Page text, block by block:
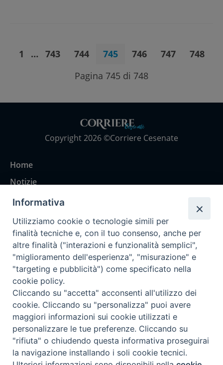
1 … 743 744 745 746 747
748
Pagina 745 di 748
Copyright 2026 ©Corriere Cesenate
Home
Notizie
Rubriche
Chi siamo
Come abbonarsi
Contatti
Informativa
Utilizziamo cookie o tecnologie simili per
finalità tecniche e, con il tuo consenso, anche per
altre finalità ("interazioni e funzionalità semplici",
"miglioramento dell'esperienza", "misurazione" e
"targeting e pubblicità") come specificato nella
cookie policy.
Cliccando su "accetta" acconsenti all'utilizzo dei
cookie. Cliccando su "personalizza" puoi avere
maggiori informazioni sui cookie utilizzati e
personalizzare le tue preferenze. Cliccando su
"rifiuta" o chiudendo questa informativa proseguirai
la navigazione installando i soli cookie tecnici.